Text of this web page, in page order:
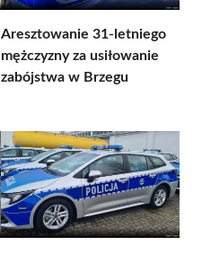
Aresztowanie 31-letniego
mężczyzny za usiłowanie
zabójstwa w Brzegu